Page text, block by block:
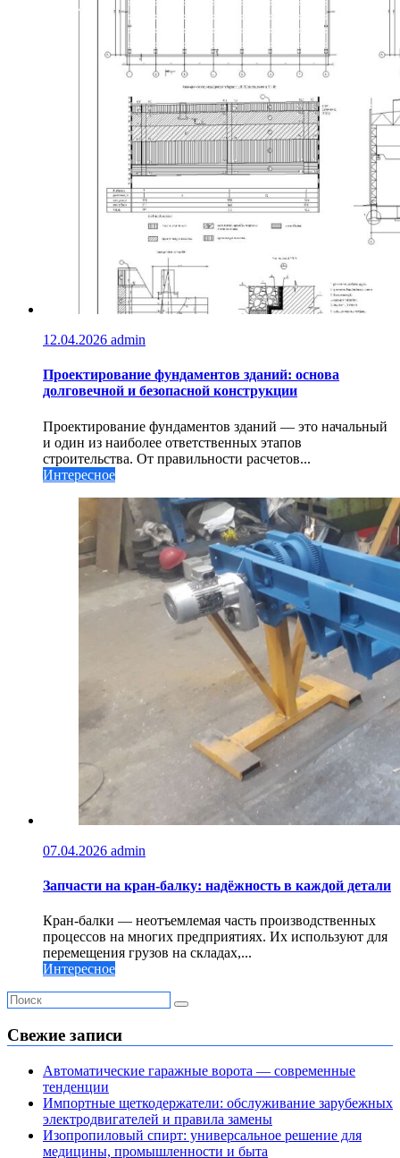
12.04.2026 admin
Проектирование фундаментов зданий: основа
долговечной и безопасной конструкции
Проектирование фундаментов зданий — это начальный
и один из наиболее ответственных этапов
строительства. От правильности расчетов...
Интересное
07.04.2026 admin
Запчасти на кран-балку: надёжность в каждой детали
Кран-балки — неотъемлемая часть производственных
процессов на многих предприятиях. Их используют для
перемещения грузов на складах,...
Интересное
Свежие записи
Автоматические гаражные ворота — современные
тенденции
Импортные щеткодержатели: обслуживание зарубежных
электродвигателей и правила замены
Изопропиловый спирт: универсальное решение для
медицины, промышленности и быта